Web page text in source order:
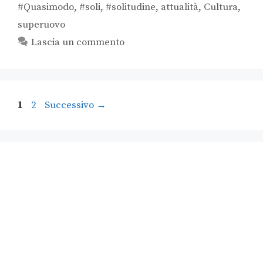
#Quasimodo, #soli, #solitudine, attualità, Cultura,
superuovo
Lascia un commento
1 2 Successivo →